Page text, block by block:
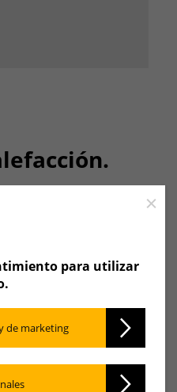
hay algunos términos
Puede encontrar
D E
F
Close
para utilizar
de marketing